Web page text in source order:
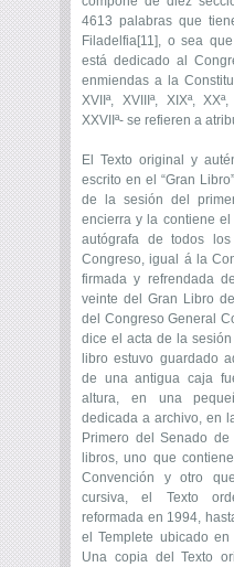
4613 palabras que
Filadelfia[11], o sea
está dedicado al
enmiendas a la
XVIIª, XVIIIª, XIXª,
XXVIIª- se refieren a
El Texto original y
escrito en el “Gran
de la sesión del
encierra y la contiene
autógrafa de todos
Congreso, igual á la
firmada y refrendada
veinte del Gran Libro
del Congreso General
dice el acta de la
libro estuvo guardado
de una antigua caja
altura, en una
dedicada a archivo, en
Primero del Senado
libros, uno que
Convención y otro
cursiva, el Texto
reformada en 1994,
el Templete ubicado
Una copia del Texto